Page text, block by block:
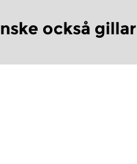
också gillar